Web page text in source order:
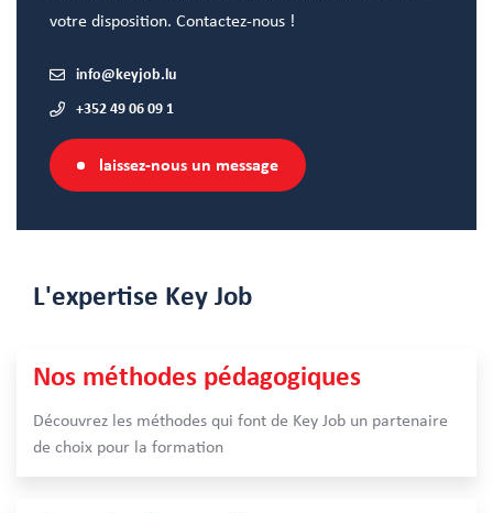
votre disposition. Contactez-nous !
info@keyjob.lu
+352 49 06 09 1
laissez-nous un message
L'expertise Key Job
Nos méthodes pédagogiques
Découvrez les méthodes qui font de Key Job un partenaire
de choix pour la formation